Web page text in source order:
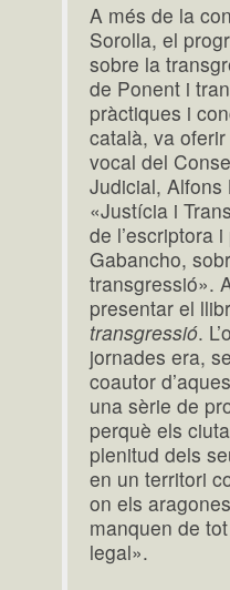
A més de la
Sorolla, el
sobre la
de Ponent i
pràctiques i
català, va
vocal del
Judicial, Alfons
«Justícia i
de l’escriptora
Gabancho,
transgressió».
presentar el
transgressió.
jornades era,
coautor
una sèrie de
perquè els
plenitud dels
en un territori
on els
manquen de
legal».